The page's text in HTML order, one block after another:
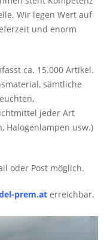
Wir legen Wert auf
und enorm
ca. 15.000 Artikel.
sämtliche
jeder Art
Halogenlampen usw.)
oder Post möglich.
prem.at erreichbar.